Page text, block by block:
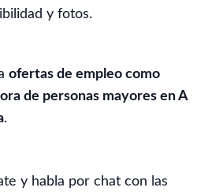
y fotos.
ofertas de empleo como
de personas mayores en A
.
y habla por chat con las